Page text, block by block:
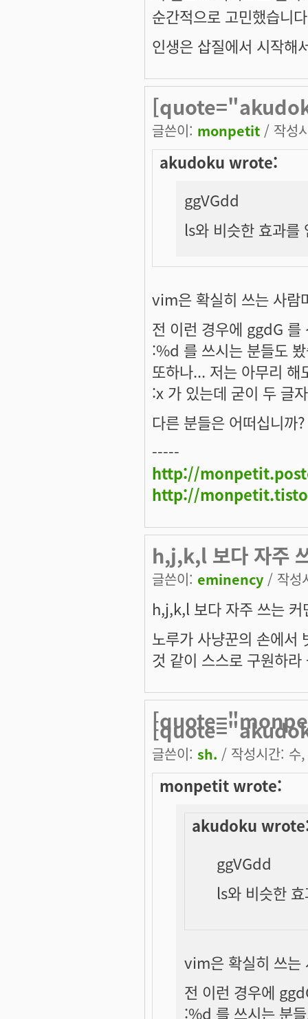
순간적으로 고민했습니
인생은 삽질에서 시작해
글쓴이: monpetit / 작성
akudoku wrote:
ggVGdd
ls와 비슷한 효과를
vim은 확실히 쓰는 사람
전 이런 경우에 ggdG 를
:%d 를 쓰시는 분들도
또하나... 저는 아무리
:x 가 있는데 굳이 두 글
다른 분들은 어떠십니까?
-----
http://
http://
h,j,k,l 보다 자주
글쓴이: eminency / 작성
h,j,k,l 보다 자주 쓰는
노루가 사냥꾼의 손에서
것 같이 스스로 구원하
글쓴이: sh. / 작성시간:
monpetit wrote:
akudoku
ggVGdd
ls와 비슷한
vim은 확실히 쓰는
전 이런 경우에
:%d 를 쓰시는 분